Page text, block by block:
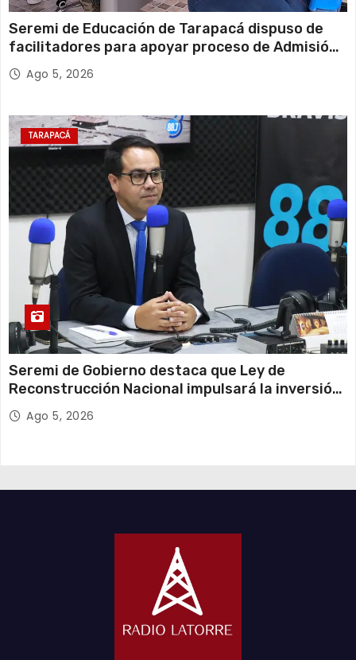
Seremi de Educación de Tarapacá dispuso de
facilitadores para apoyar proceso de Admisión
Escolar 2027
Ago 5, 2026
TARAPACÁ
Seremi de Gobierno destaca que Ley de
Reconstrucción Nacional impulsará la inversión
y el empleo en Tarapacá
Ago 5, 2026